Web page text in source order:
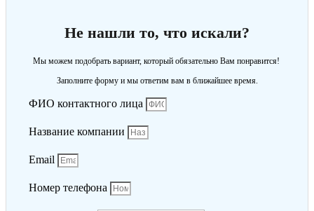
Не нашли то, что искали?
Мы можем подобрать вариант, который обязательно Вам понравится!
Заполните форму и мы ответим вам в ближайшее время.
ФИО контактного лица
Название компании
Email
Номер телефона